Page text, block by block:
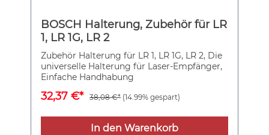
BOSCH Halterung, Zubehör für LR
1, LR 1G, LR 2
Zubehör Halterung für LR 1, LR 1G, LR 2, Die
universelle Halterung für Laser-Empfänger,
Einfache Handhabung
32,37 €* 38,08 €* (14.99% gespart)
In den Warenkorb